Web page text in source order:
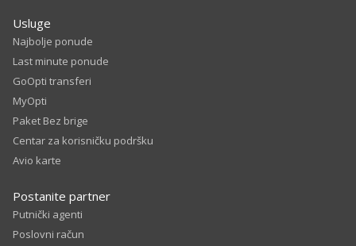
Usluge
Najbolje ponude
Last minute ponude
GoOpti transferi
MyOpti
Paket Bez brige
Centar za korisničku podršku
Avio karte
Postanite partner
Putnički agenti
Poslovni račun